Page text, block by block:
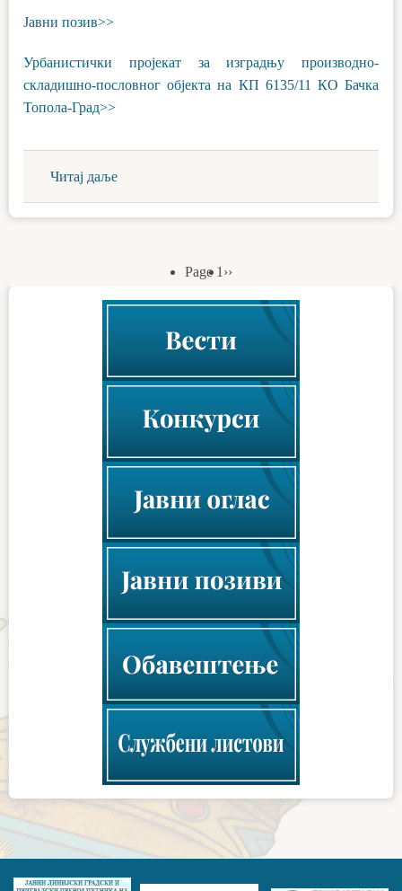
Јавни позив>>
Урбанистички пројекат за изградњу производно-
складишно-пословног објекта на КП 6135/11 КО Бачка
Топола-Град>>
Читај даље
Page 1 Next
››